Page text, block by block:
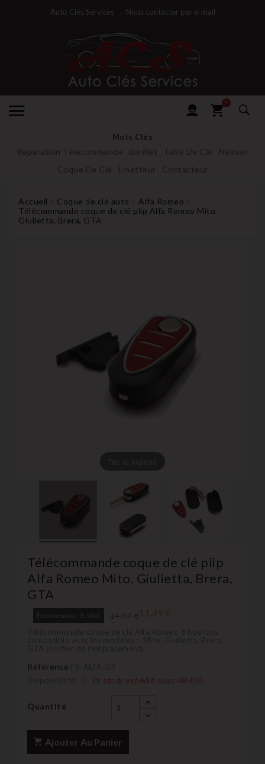
Auto Clés Services Nous contacter par e-mail
0
Mots Clés
Réparation Télecommande Barillet Taille De Clé
Neiman
Coque De Clé
Emetteur Contacteur
Accueil Coque de clé auto
Alfa Romeo
Télécommande coque de clé plip Alfa Romeo Mito,
Giulietta, Brera, GTA
Télécommande coque de clé plip
Alfa Romeo Mito, Giulietta, Brera,
GTA
Économiser 3,50 €
Référence
En stock expédié sous 48H00
Quantité
Ajouter Au Panier